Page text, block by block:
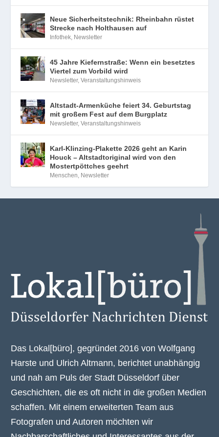
Neue Sicherheitstechnik: Rheinbahn rüstet
Strecke nach Holthausen auf
Infothek Newsletter
45 Jahre Kiefernstraße: Wenn ein besetztes
Viertel zum Vorbild wird
Newsletter,Veranstaltungshinweis
Altstadt-Armenküche feiert 34. Geburtstag
mit großem Fest auf dem Burgplatz
Newsletter,Veranstaltungshinweis
Karl-Klinzing-Plakette 2026 geht an Karin
Houck – Altstadtoriginal wird von den
Mostertpöttches geehrt
Menschen Newsletter
Das Lokal[büro], gegründet 2016 von Wolfgang
Harste und Ulrich Altmann, berichtet unabhängig
und nah am Puls der Stadt Düsseldorf über
Geschichten, die es oft nicht in die großen Medien
schaffen. Mit einem erweiterten Team aus
Fotografen und Autoren möchten wir